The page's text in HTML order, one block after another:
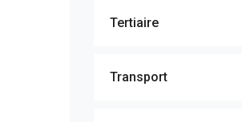
Tertiaire
Transport